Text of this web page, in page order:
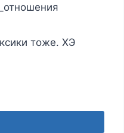
тоже. ХЭ